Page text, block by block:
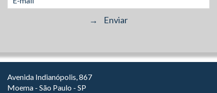
Avenida Indianópolis, 867
Moema - São Paulo - SP